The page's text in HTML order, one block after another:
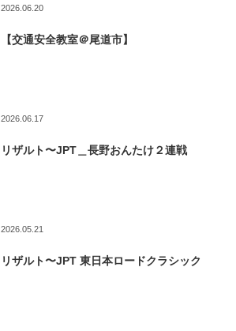
2026.06.20
【交通安全教室＠尾道市】
2026.06.17
リザルト〜JPT＿長野おんたけ２連戦
2026.05.21
リザルト〜JPT 東日本ロードクラシック